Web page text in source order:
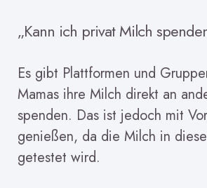
„Kann ich privat Milch
Es gibt Plattformen und
Mamas ihre Milch direkt an
spenden. Das ist jedoch mit
genießen, da die Milch in
getestet wird.